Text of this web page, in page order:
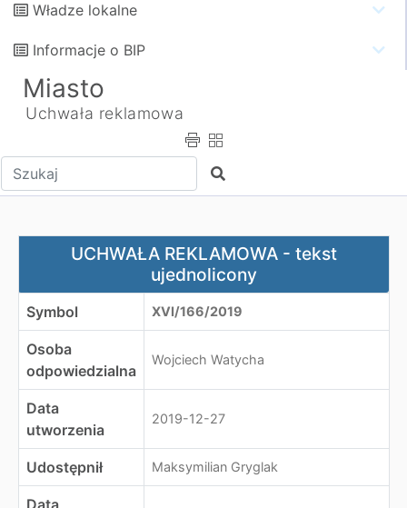
Władze lokalne
Informacje o BIP
Miasto
Uchwała reklamowa
Wpisz tekst do wyszukania Szukaj
UCHWAŁA REKLAMOWA - tekst ujednolicony
UCHWAŁA REKLAMOWA - tekst
ujednolicony
Symbol XVI/166/2019
Osoba
odpowiedzialna
Wojciech Watycha
Data
utworzenia
2019-12-27
Udostępnił Maksymilian Gryglak
Data